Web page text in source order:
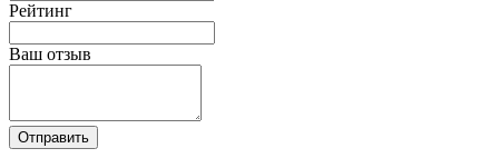
Рейтинг
Ваш отзыв
Отправить